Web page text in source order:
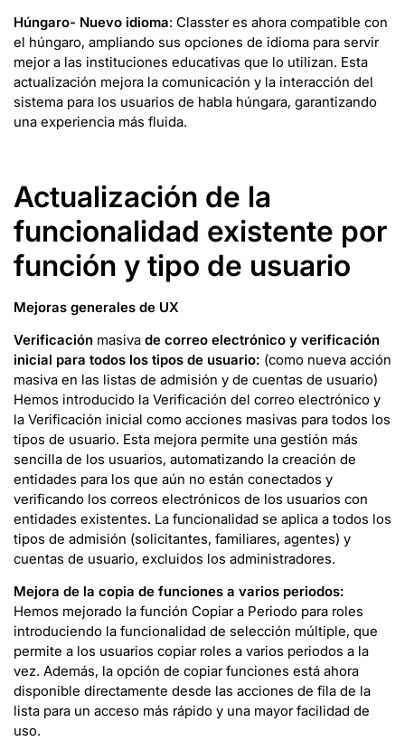
Húngaro- Nuevo idioma: Classter es ahora compatible con
el húngaro, ampliando sus opciones de idioma para servir
mejor a las instituciones educativas que lo utilizan. Esta
actualización mejora la comunicación y la interacción del
sistema para los usuarios de habla húngara, garantizando
una experiencia más fluida.
Actualización de la
funcionalidad existente por
función y tipo de usuario
Mejoras generales de UX
Verificación masiva de correo electrónico y verificación
inicial para todos los tipos de usuario: (como nueva acción
masiva en las listas de admisión y de cuentas de usuario)
Hemos introducido la Verificación del correo electrónico y
la Verificación inicial como acciones masivas para todos los
tipos de usuario. Esta mejora permite una gestión más
sencilla de los usuarios, automatizando la creación de
entidades para los que aún no están conectados y
verificando los correos electrónicos de los usuarios con
entidades existentes. La funcionalidad se aplica a todos los
tipos de admisión (solicitantes, familiares, agentes) y
cuentas de usuario, excluidos los administradores.
Mejora de la copia de funciones a varios periodos:
Hemos mejorado la función Copiar a Periodo para roles
introduciendo la funcionalidad de selección múltiple, que
permite a los usuarios copiar roles a varios periodos a la
vez. Además, la opción de copiar funciones está ahora
disponible directamente desde las acciones de fila de la
lista para un acceso más rápido y una mayor facilidad de
uso.